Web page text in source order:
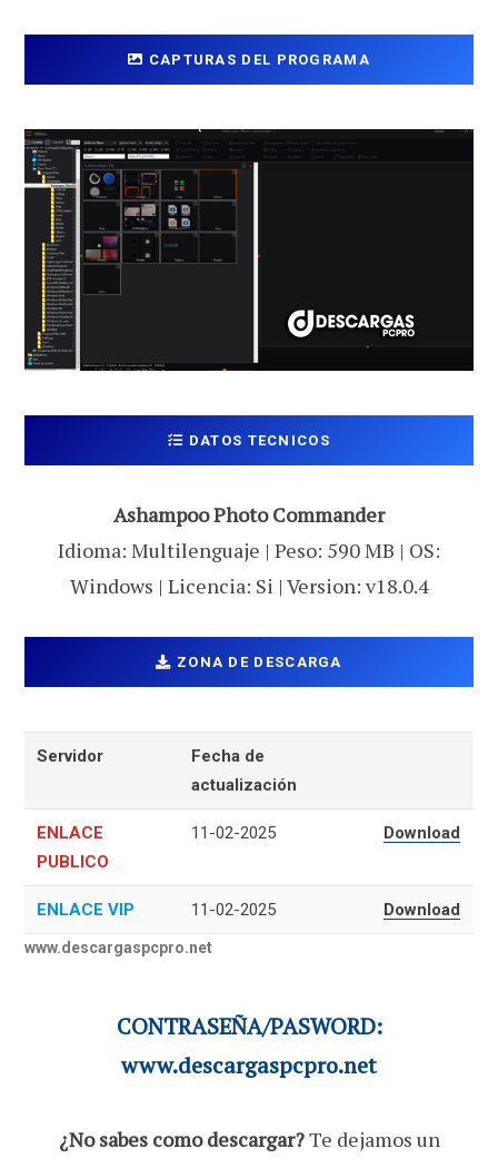
CAPTURAS DEL PROGRAMA
DATOS TECNICOS
Ashampoo Photo Commander
Idioma: Multilenguaje | Peso: 590 MB | OS:
Windows | Licencia: Si | Version: v18.0.4
ZONA DE DESCARGA
Servidor
Fecha de
actualización
ENLACE
PUBLICO
11-02-2025 Download
ENLACE VIP 11-02-2025 Download
www.descargaspcpro.net
CONTRASEÑA/PASWORD:
www.descargaspcpro.net
¿No sabes como descargar?Te dejamos un